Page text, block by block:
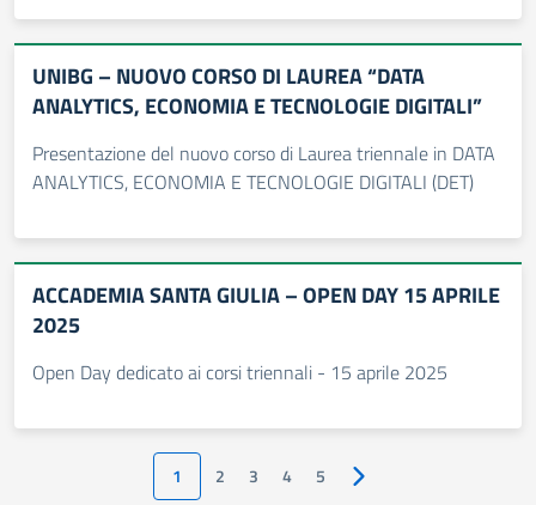
UNIBG – NUOVO CORSO DI LAUREA “DATA
ANALYTICS, ECONOMIA E TECNOLOGIE DIGITALI”
Presentazione del nuovo corso di Laurea triennale in DATA
ANALYTICS, ECONOMIA E TECNOLOGIE DIGITALI (DET)
ACCADEMIA SANTA GIULIA – OPEN DAY 15 APRILE
2025
Open Day dedicato ai corsi triennali - 15 aprile 2025
1 2 3 4 5 Pagina successiva